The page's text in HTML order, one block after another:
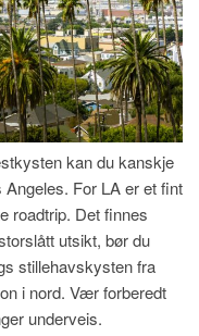
kan du kanskje
For LA er et fint
roadtrip. Det finnes
utsikt, bør du
stillehavskysten fra
i nord. Vær forberedt
underveis.